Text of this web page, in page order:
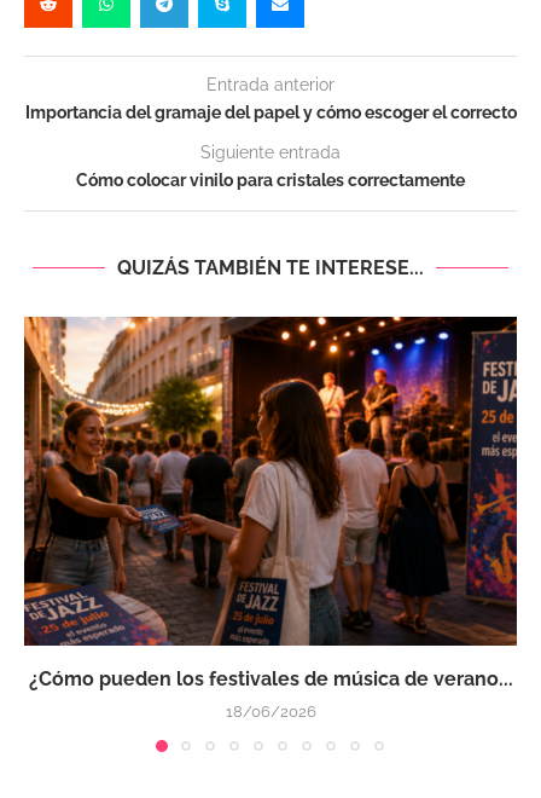
Entrada anterior
Importancia del gramaje del papel y cómo escoger el correcto
Siguiente entrada
Cómo colocar vinilo para cristales correctamente
QUIZÁS TAMBIÉN TE INTERESE...
¿Cómo pueden los festivales de música de verano...
18/06/2026